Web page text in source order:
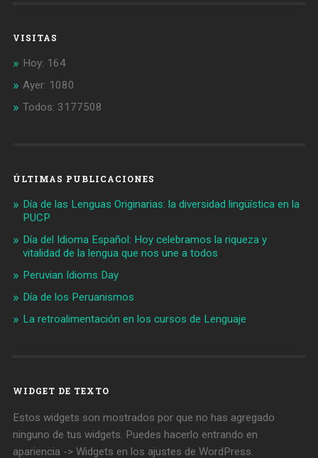
VISITAS
Hoy: 164
Ayer: 1080
Todos: 3177508
ÚLTIMAS PUBLICACIONES
Día de las Lenguas Originarias: la diversidad lingüística en la
PUCP
Día del Idioma Español: Hoy celebramos la riqueza y
vitalidad de la lengua que nos une a todos
Peruvian Idioms Day
Día de los Peruanismos
La retroalimentación en los cursos de Lenguaje
WIDGET DE TEXTO
Estos widgets son mostrados por que no has agregado
ninguno de tus widgets. Puedes hacerlo entrando en
apariencia -> Widgets en los ajustes de WordPress.